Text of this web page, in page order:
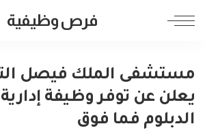
فرص وظيفية
مستشفى الملك فيصل
يعلن عن توفر وظيفة
الدبلوم فما فوق